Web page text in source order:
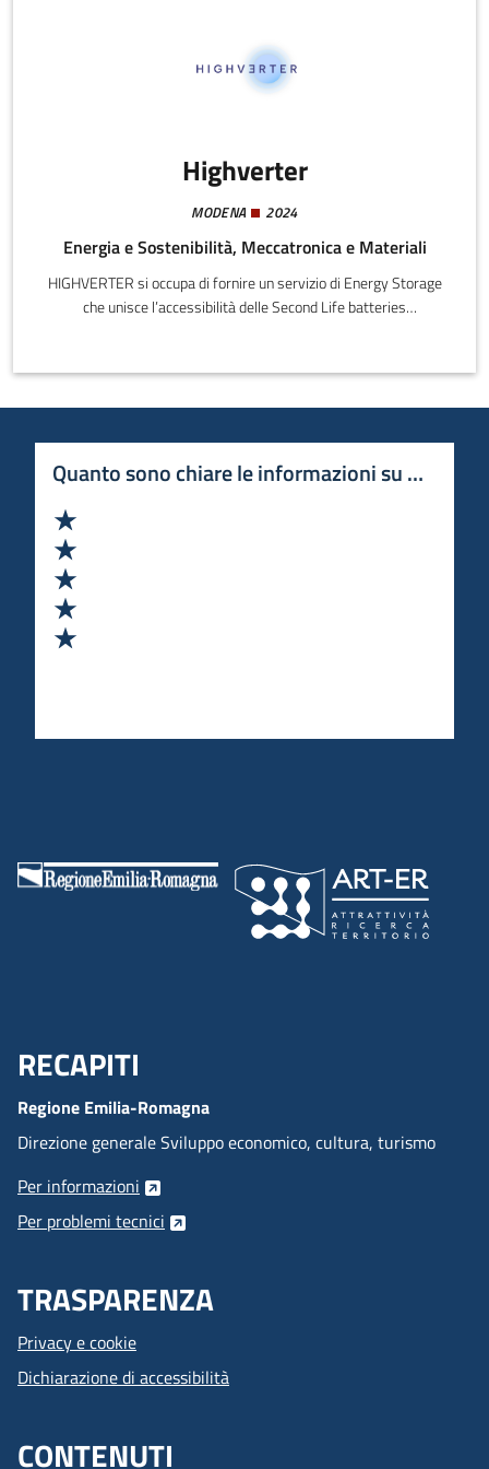
Highverter
MODENA 2024
Energia e Sostenibilità, Meccatronica e Materiali
HIGHVERTER si occupa di fornire un servizio di Energy Storage
che unisce l’accessibilità delle Second Life batteries
Quanto sono chiare le informazioni su questa
Menu Footer
RECAPITI
Regione Emilia-Romagna
Direzione generale Sviluppo economico, cultura, turismo
Per informazioni
Per problemi tecnici
TRASPARENZA
Privacy e cookie
Dichiarazione di accessibilità
CONTENUTI